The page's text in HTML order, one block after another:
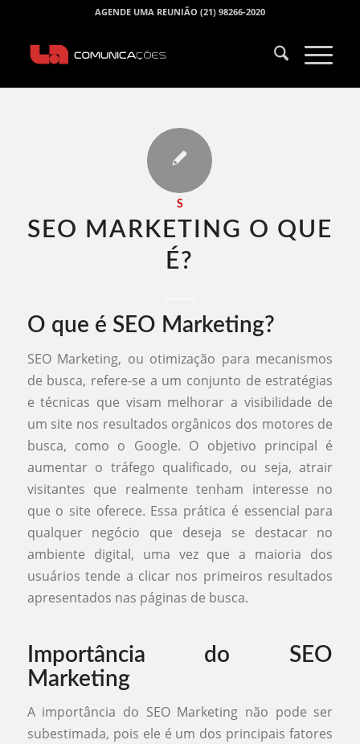
AGENDE UMA REUNIÃO (21) 98266-2020
S
SEO MARKETING O QUE
É​?
O que é SEO Marketing?
SEO Marketing, ou otimização para mecanismos
de busca, refere-se a um conjunto de estratégias
e técnicas que visam melhorar a visibilidade de
um site nos resultados orgânicos dos motores de
busca, como o Google. O objetivo principal é
aumentar o tráfego qualificado, ou seja, atrair
visitantes que realmente tenham interesse no
que o site oferece. Essa prática é essencial para
qualquer negócio que deseja se destacar no
ambiente digital, uma vez que a maioria dos
usuários tende a clicar nos primeiros resultados
apresentados nas páginas de busca.
Importância do SEO
Marketing
A importância do SEO Marketing não pode ser
subestimada, pois ele é um dos principais fatores